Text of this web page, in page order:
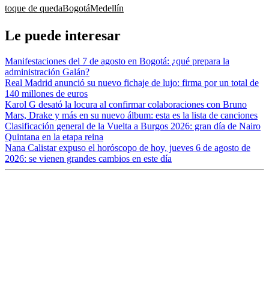
toque de quedaBogotáMedellín
Le puede interesar
Manifestaciones del 7 de agosto en Bogotá: ¿qué prepara la
administración Galán?
Real Madrid anunció su nuevo fichaje de lujo: firma por un total de
140 millones de euros
Karol G desató la locura al confirmar colaboraciones con Bruno
Mars, Drake y más en su nuevo álbum: esta es la lista de canciones
Clasificación general de la Vuelta a Burgos 2026: gran día de Nairo
Quintana en la etapa reina
Nana Calistar expuso el horóscopo de hoy, jueves 6 de agosto de
2026: se vienen grandes cambios en este día